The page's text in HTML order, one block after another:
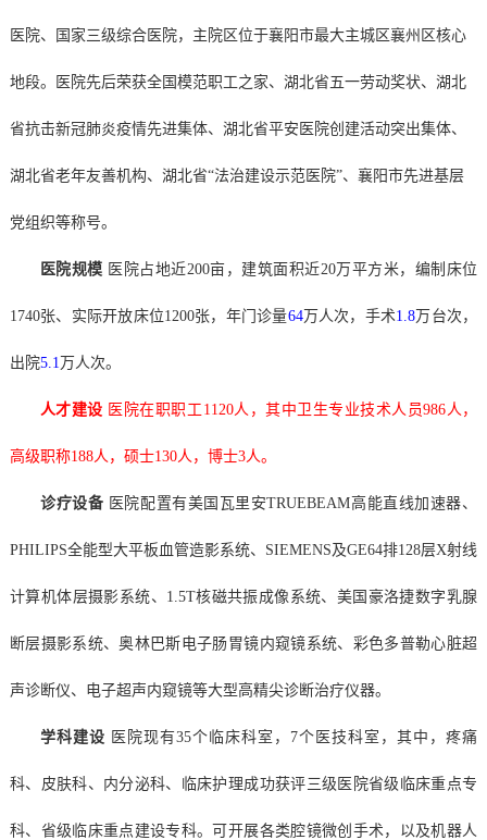
医院、国家三级综合医院，主院区位于襄阳市最大主城区襄州区核心
地段。医院先后荣获全国模范职工之家、湖北省五一劳动奖状、湖北
省抗击新冠肺炎疫情先进集体、湖北省平安医院创建活动突出集体、
湖北省老年友善机构、湖北省“法治建设示范医院”、襄阳市先进基层
党组织等称号。
医院规模 医院占地近200亩，建筑面积近20万平方米，编制床位
1740张、实际开放床位1200张，年门诊量64万人次，手术1.8万台次，
出院5.1万人次。
人才建设 医院在职职工 1120人，其中卫生专业技术人员986 人，
高级职称188人，硕士130人，博士3人。
诊疗设备 医院配置有美国瓦里安TRUEBEAM高能直线加速器、
PHILIPS全能型大平板血管造影系统、SIEMENS及GE64排128层X射线
计算机体层摄影系统、1.5T核磁共振成像系统、美国豪洛捷数字乳腺
断层摄影系统、奥林巴斯电子肠胃镜内窥镜系统、彩色多普勒心脏超
声诊断仪、电子超声内窥镜等大型高精尖诊断治疗仪器。
学科建设 医院现有35个临床科室，7个医技科室，其中，疼痛
科、皮肤科、内分泌科、临床护理成功获评三级医院省级临床重点专
科、省级临床重点建设专科。可开展各类腔镜微创手术，以及机器人